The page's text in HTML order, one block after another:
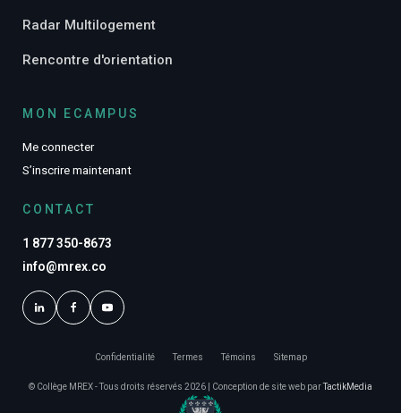
Radar Multilogement
Rencontre d'orientation
MON ECAMPUS
Me connecter
S’inscrire maintenant
CONTACT
1 877 350-8673
info@mrex.co
© Collège MREX - Tous droits réservés 2026 | Conception de site web parTactikMedia
Confidentialité Termes Témoins Sitemap